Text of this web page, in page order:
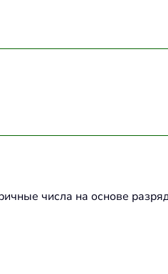
числа на основе